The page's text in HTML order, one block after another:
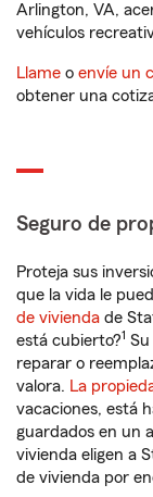
Arlington, VA,
vehículos
Llame o envíe un
obtener una
Seguro de
Proteja sus
que la vida le
de vivienda de
está cubierto?1
reparar o
valora. La
vacaciones, está
guardados en un
vivienda eligen a
de vivienda por